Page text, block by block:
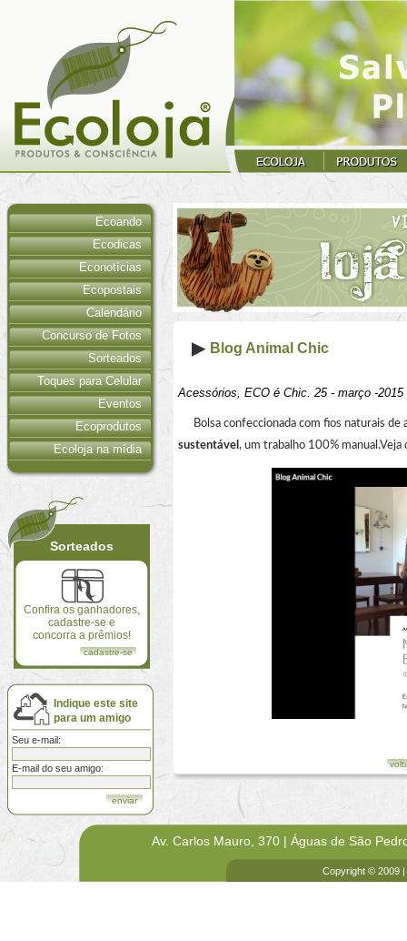
Ecoando
Ecodicas
Econotícias
Ecopostais
Calendário
Concurso de Fotos
Sorteados
Toques para Celular
Eventos
Ecoprodutos
Ecoloja na mídia
Sorteados
Confira os ganhadores,
cadastre-se e
concorra a prêmios!
cadastre-se
Indique este site
para um amigo
Seu e-mail:
E-mail do seu amigo:
Blog Animal Chic
Acessórios, ECO é Chic. 25 - março -2015
Bolsa confeccionada com fios naturais de
sustentável , um trabalho 100% manual.Veja
Av. Carlos Mauro, 370 | Águas de São
Copyright © 2009